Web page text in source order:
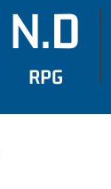
N.D
RPG